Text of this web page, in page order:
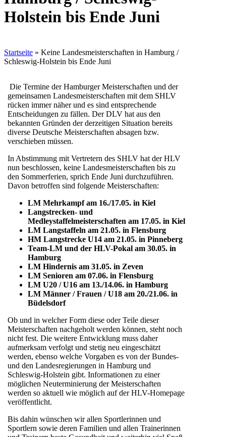
Holstein bis Ende Juni
Startseite » Keine Landesmeisterschaften in Hamburg /
Schleswig-Holstein bis Ende Juni
Die Termine der Hamburger Meisterschaften und der
gemeinsamen Landesmeisterschaften mit dem SHLV
rücken immer näher und es sind entsprechende
Entscheidungen zu fällen. Der DLV hat aus den
bekannten Gründen der derzeitigen Situation bereits
diverse Deutsche Meisterschaften absagen bzw.
verschieben müssen.
In Abstimmung mit Vertretern des SHLV hat der HLV
nun beschlossen, keine Landesmeisterschaften bis zu
den Sommerferien, sprich Ende Juni durchzuführen.
Davon betroffen sind folgende Meisterschaften:
LM Mehrkampf am 16./17.05. in Kiel
Langstrecken- und
Medleystaffelmeisterschaften am 17.05. in Kiel
LM Langstaffeln am 21.05. in Flensburg
HM Langstrecke U14 am 21.05. in Pinneberg
Team-LM und der HLV-Pokal am 30.05. in
Hamburg
LM Hindernis am 31.05. in Zeven
LM Senioren am 07.06. in Flensburg
LM U20 / U16 am 13./14.06. in Hamburg
LM Männer / Frauen / U18 am 20./21.06. in
Büdelsdorf
Ob und in welcher Form diese oder Teile dieser
Meisterschaften nachgeholt werden können, steht noch
nicht fest. Die weitere Entwicklung muss daher
aufmerksam verfolgt und stetig neu eingeschätzt
werden, ebenso welche Vorgaben es von der Bundes-
und den Landesregierungen in Hamburg und
Schleswig-Holstein gibt. Informationen zu einer
möglichen Neuterminierung der Meisterschaften
werden so aktuell wie möglich auf der HLV-Homepage
veröffentlicht.
Bis dahin wünschen wir allen Sportlerinnen und
Sportlern sowie deren Familien und allen Trainerinnen